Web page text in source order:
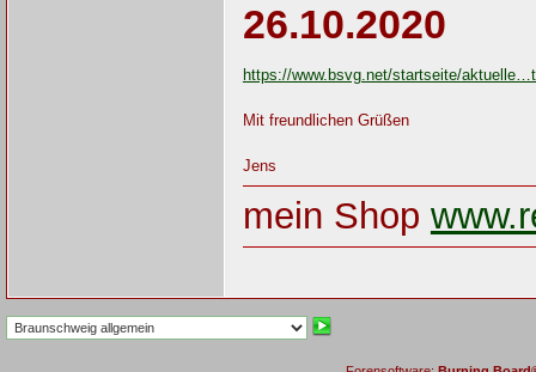
26.10.2020
https://www.bsvg.net/startseite/
Mit freundlichen Grüßen
Jens
mein Shop